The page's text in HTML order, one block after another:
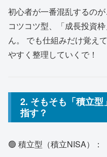
初心者が一番混乱するの
コツコツ型、「成長投資
ん。 でも仕組みだけ覚え
やすく整理していくで！
2. そもそも「積立
指す？
🟢 積立型（積立NISA）：